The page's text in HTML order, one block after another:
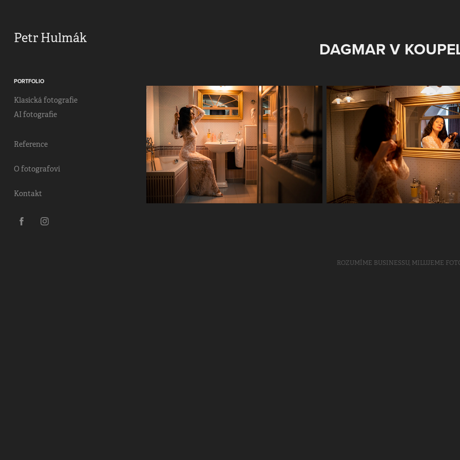
Petr Hulmák
PORTFOLIO
Klasická fotografie
AI fotografie
Reference
O fotografovi
Kontakt
DAGMAR V
ROZUMÍME BUSINESSU, MILUJEME